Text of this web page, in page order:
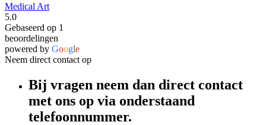
Medical Art
5.0
Gebaseerd op 1
beoordelingen
powered by Google
Neem direct contact op
Bij vragen neem dan direct contact
met ons op via onderstaand
telefoonnummer.